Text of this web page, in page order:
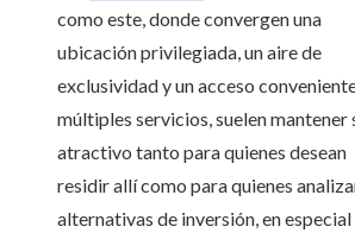
como este, donde convergen una
ubicación privilegiada, un aire de
exclusividad y un acceso
múltiples servicios, suelen mantener
atractivo tanto para quienes desean
residir allí como para quienes
alternativas de inversión, en especial